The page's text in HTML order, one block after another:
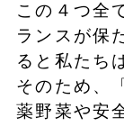
この４つ全
ランスが保
ると私たち
そのため、
薬野菜や安